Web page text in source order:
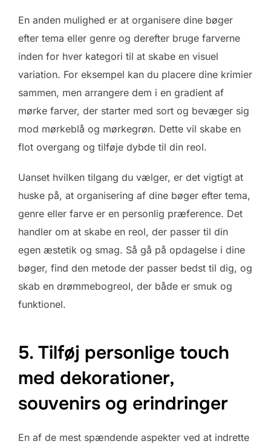
En anden mulighed er at organisere dine bøger
efter tema eller genre og derefter bruge farverne
inden for hver kategori til at skabe en visuel
variation. For eksempel kan du placere dine krimier
sammen, men arrangere dem i en gradient af
mørke farver, der starter med sort og bevæger sig
mod mørkeblå og mørkegrøn. Dette vil skabe en
flot overgang og tilføje dybde til din reol.
Uanset hvilken tilgang du vælger, er det vigtigt at
huske på, at organisering af dine bøger efter tema,
genre eller farve er en personlig præference. Det
handler om at skabe en reol, der passer til din
egen æstetik og smag. Så gå på opdagelse i dine
bøger, find den metode der passer bedst til dig, og
skab en drømmebogreol, der både er smuk og
funktionel.
5. Tilføj personlige touch
med dekorationer,
souvenirs og erindringer
En af de mest spændende aspekter ved at indrette